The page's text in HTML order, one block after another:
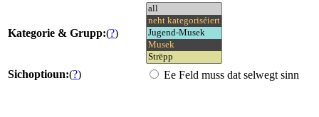
Kategorie & Grupp:(?)
Sichoptioun:(?) Ee Feld muss dat selwegt sinn